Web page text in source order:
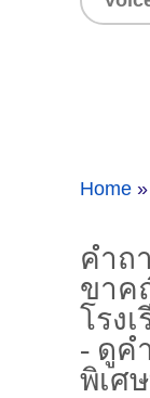
Home »
คำถ
ขาค
โรง
- ดูค
พิเศ